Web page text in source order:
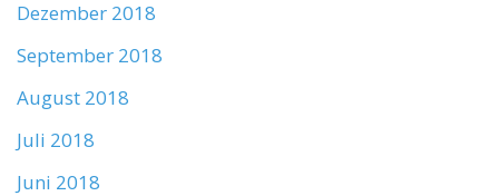
Dezember 2018
September 2018
August 2018
Juli 2018
Juni 2018